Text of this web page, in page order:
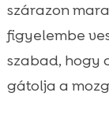
szárazon
figyelembe
szabad, hogy
gátolja a